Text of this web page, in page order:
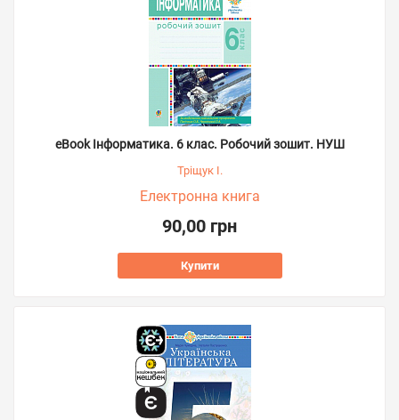
eBook Інформатика. 6 клас. Робочий зошит. НУШ
Тріщук І.
Електронна книга
90,00 грн
Купити